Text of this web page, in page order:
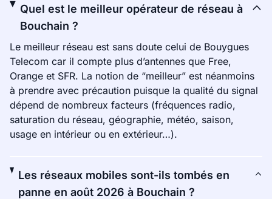
Quel est le meilleur opérateur de réseau à
Bouchain ?
Le meilleur réseau est sans doute celui de Bouygues
Telecom car il compte plus d’antennes que Free,
Orange et SFR. La notion de “meilleur” est néanmoins
à prendre avec précaution puisque la qualité du signal
dépend de nombreux facteurs (fréquences radio,
saturation du réseau, géographie, météo, saison,
usage en intérieur ou en extérieur…).
Les réseaux mobiles sont-ils tombés en
panne en août 2026 à Bouchain ?